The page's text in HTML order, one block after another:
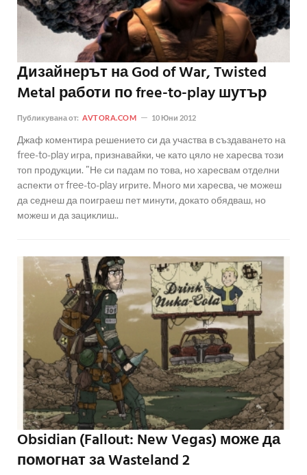
Дизайнерът на God of War, Twisted
Metal работи по free-to-play шутър
Публикувана от: AVTORA.COM 10 Юни 2012
Джаф коментира решението си да участва в създаването на
free-to-play игра, признавайки, че като цяло не харесва този
топ продукции. "Не си падам по това, но харесвам отделни
аспекти от free-to-play игрите. Много ми харесва, че можеш
да седнеш да поиграеш пет минути, докато обядваш, но
можеш и да зациклиш..
Obsidian (Fallout: New Vegas) може да
помогнат за Wasteland 2